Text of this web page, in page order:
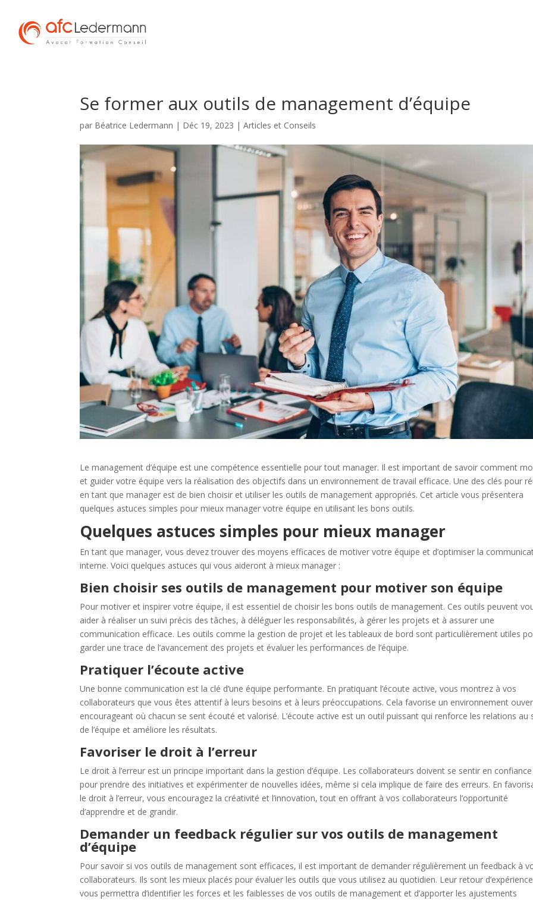
Se former aux outils de management d’équipe
par Béatrice Ledermann | Déc 19, 2023 |Articles et Conseils
Le management d’équipe est une compétence essentielle pour tout manager. Il est important de savoir comment
et guider votre équipe vers la réalisation des objectifs dans un environnement de travail efficace. Une des clés pour
en tant que manager est de bien choisir et utiliser les outils de management appropriés. Cet article vous présentera
quelques astuces simples pour mieux manager votre équipe en utilisant les bons outils.
Quelques astuces simples pour mieux manager
En tant que manager, vous devez trouver des moyens efficaces de motiver votre équipe et d’optimiser la
interne. Voici quelques astuces qui vous aideront à mieux manager :
Bien choisir ses outils de management pour motiver son équipe
Pour motiver et inspirer votre équipe, il est essentiel de choisir les bons outils de management. Ces outils peuvent
aider à réaliser un suivi précis des tâches, à déléguer les responsabilités, à gérer les projets et à assurer une
communication efficace. Les outils comme la gestion de projet et les tableaux de bord sont particulièrement utiles
garder une trace de l’avancement des projets et évaluer les performances de l’équipe.
Pratiquer l’écoute active
Une bonne communication est la clé d’une équipe performante. En pratiquant l’écoute active, vous montrez à vos
collaborateurs que vous êtes attentif à leurs besoins et à leurs préoccupations. Cela favorise un environnement
encourageant où chacun se sent écouté et valorisé. L’écoute active est un outil puissant qui renforce les relations au
de l’équipe et améliore les résultats.
Favoriser le droit à l’erreur
Le droit à l’erreur est un principe important dans la gestion d’équipe. Les collaborateurs doivent se sentir en confiance
pour prendre des initiatives et expérimenter de nouvelles idées, même si cela implique de faire des erreurs. En
le droit à l’erreur, vous encouragez la créativité et l’innovation, tout en offrant à vos collaborateurs l’opportunité
d’apprendre et de grandir.
Demander un feedback régulier sur vos outils de management
d’équipe
Pour savoir si vos outils de management sont efficaces, il est important de demander régulièrement un feedback à
collaborateurs. Ils sont les mieux placés pour évaluer les outils que vous utilisez au quotidien. Leur retour d’expérience
vous permettra d’identifier les forces et les faiblesses de vos outils de management et d’apporter les ajustements